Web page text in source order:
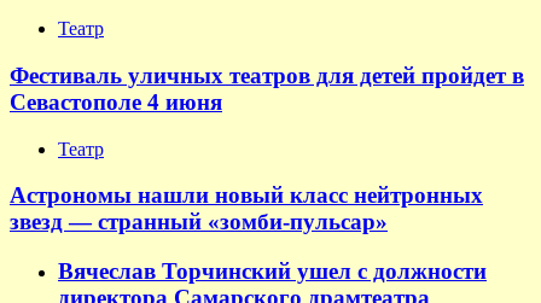
Театр
Фестиваль уличных театров для детей пройдет в
Севастополе 4 июня
Театр
Астрономы нашли новый класс нейтронных
звезд — странный «зомби-пульсар»
Вячеслав Торчинский ушел с должности
директора Самарского драмтеатра